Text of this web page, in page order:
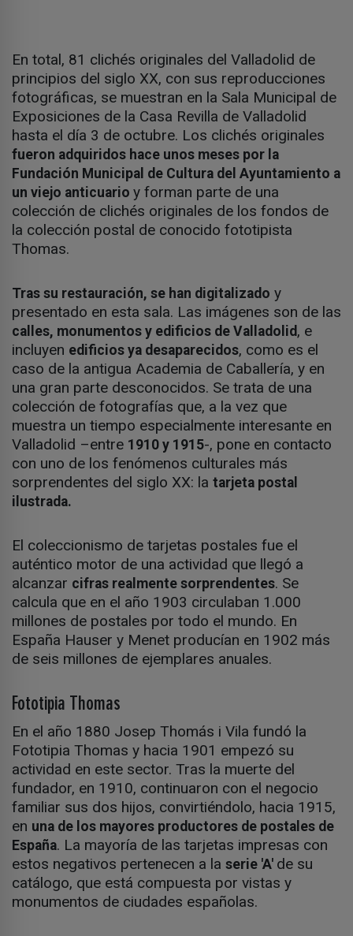
En total, 81 clichés originales del Valladolid de
principios del siglo XX, con sus reproducciones
fotográficas, se muestran en la Sala Municipal de
Exposiciones de la Casa Revilla de Valladolid
hasta el día 3 de octubre. Los clichés originales
fueron adquiridos hace unos meses por la
Fundación Municipal de Cultura del Ayuntamiento a
un viejo anticuario y forman parte de una
colección de clichés originales de los fondos de
la colección postal de conocido fototipista
Thomas.
Tras su restauración, se han digitalizado y
presentado en esta sala. Las imágenes son de las
calles, monumentos y edificios de Valladolid , e
incluyen edificios ya desaparecidos, como es el
caso de la antigua Academia de Caballería, y en
una gran parte desconocidos. Se trata de una
colección de fotografías que, a la vez que
muestra un tiempo especialmente interesante en
Valladolid –entre 1910 y 1915-, pone en contacto
con uno de los fenómenos culturales más
sorprendentes del siglo XX: la tarjeta postal
ilustrada.
El coleccionismo de tarjetas postales fue el
auténtico motor de una actividad que llegó a
alcanzar cifras realmente sorprendentes. Se
calcula que en el año 1903 circulaban 1.000
millones de postales por todo el mundo. En
España Hauser y Menet producían en 1902 más
de seis millones de ejemplares anuales.
Fototipia Thomas
En el año 1880 Josep Thomás i Vila fundó la
Fototipia Thomas y hacia 1901 empezó su
actividad en este sector. Tras la muerte del
fundador, en 1910, continuaron con el negocio
familiar sus dos hijos, convirtiéndolo, hacia 1915,
en una de los mayores productores de postales de
España. La mayoría de las tarjetas impresas con
estos negativos pertenecen a la serie 'A' de su
catálogo, que está compuesta por vistas y
monumentos de ciudades españolas.